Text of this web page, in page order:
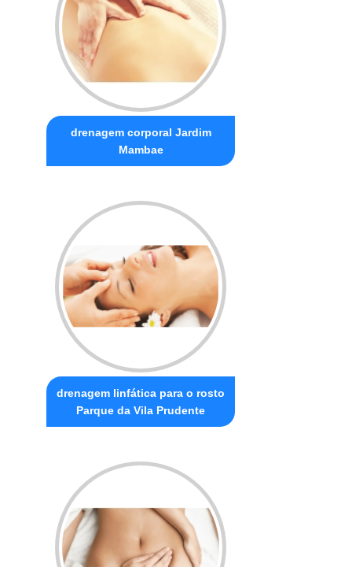
drenagem corporal Jardim
Mambae
drenagem linfática para o rosto
Parque da Vila Prudente